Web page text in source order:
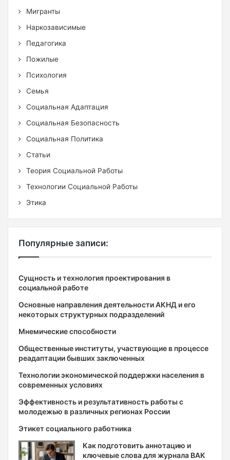
Мигранты
Наркозависимые
Педагогика
Пожилые
Психология
Семья
Социальная Адаптация
Социальная Безопасность
Социальная Политика
Статьи
Теория Социальной Работы
Технологии Социальной Работы
Этика
Популярные записи:
Сущность и технология проектирования в
социальной работе
Основные направления деятельности АКНД и его
некоторых структурных подразделений
Мнемические способности
Общественные институты, участвующие в процессе
реадаптации бывших заключенных
Технологии экономической поддержки населения в
современных условиях
Эффективность и результативность работы с
молодежью в различных регионах России
Этикет социального работника
Как подготовить аннотацию и
ключевые слова для журнала ВАК